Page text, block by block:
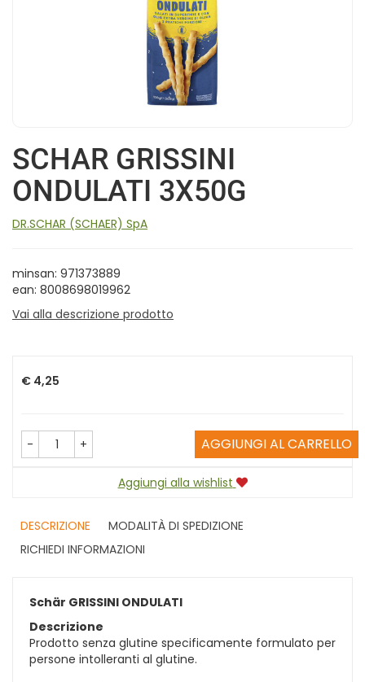
SCHAR GRISSINI
ONDULATI 3X50G
DR.SCHAR (SCHAER) SpA
minsan: 971373889
ean: 8008698019962
Vai alla descrizione prodotto
Prezzo
€ 4,25
- + AGGIUNGI AL CARRELLO
Aggiungi alla wishlist
DESCRIZIONE
MODALITÀ DI SPEDIZIONE
RICHIEDI INFORMAZIONI
Schär GRISSINI ONDULATI
Descrizione
Prodotto senza glutine specificamente formulato per
persone intolleranti al glutine.